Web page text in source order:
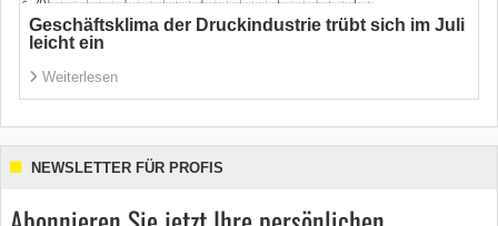
Geschäftsklima der Druckindustrie trübt sich im Juli
leicht ein
Weiterlesen
NEWSLETTER FÜR PROFIS